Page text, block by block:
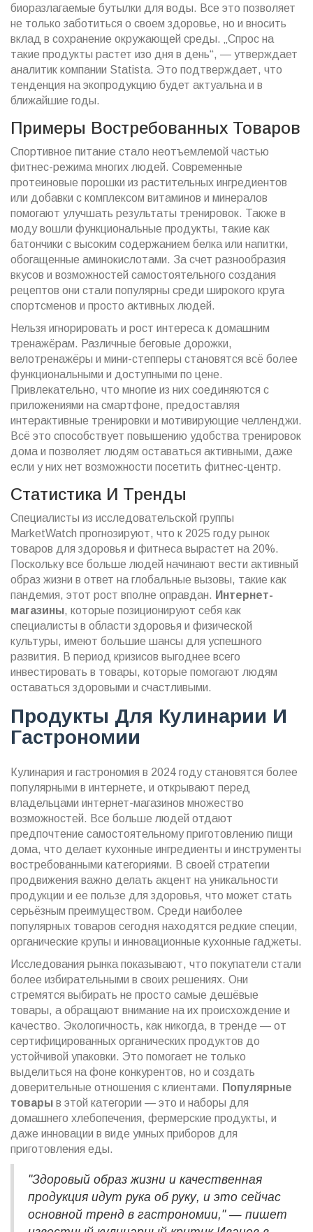
биоразлагаемые бутылки для воды. Все это позволяет
не только заботиться о своем здоровье, но и вносить
вклад в сохранение окружающей среды. „Спрос на
такие продукты растет изо дня в день“, — утверждает
аналитик компании Statista. Это подтверждает, что
тенденция на экопродукцию будет актуальна и в
ближайшие годы.
Примеры Востребованных Товаров
Спортивное питание стало неотъемлемой частью
фитнес-режима многих людей. Современные
протеиновые порошки из растительных ингредиентов
или добавки с комплексом витаминов и минералов
помогают улучшать результаты тренировок. Также в
моду вошли функциональные продукты, такие как
батончики с высоким содержанием белка или напитки,
обогащенные аминокислотами. За счет разнообразия
вкусов и возможностей самостоятельного создания
рецептов они стали популярны среди широкого круга
спортсменов и просто активных людей.
Нельзя игнорировать и рост интереса к домашним
тренажёрам. Различные беговые дорожки,
велотренажёры и мини-степперы становятся всё более
функциональными и доступными по цене.
Привлекательно, что многие из них соединяются с
приложениями на смартфоне, предоставляя
интерактивные тренировки и мотивирующие челленджи.
Всё это способствует повышению удобства тренировок
дома и позволяет людям оставаться активными, даже
если у них нет возможности посетить фитнес-центр.
Статистика И Тренды
Специалисты из исследовательской группы
MarketWatch прогнозируют, что к 2025 году рынок
товаров для здоровья и фитнеса вырастет на 20%.
Поскольку все больше людей начинают вести активный
образ жизни в ответ на глобальные вызовы, такие как
пандемия, этот рост вполне оправдан. Интернет-
магазины, которые позиционируют себя как
специалисты в области здоровья и физической
культуры, имеют большие шансы для успешного
развития. В период кризисов выгоднее всего
инвестировать в товары, которые помогают людям
оставаться здоровыми и счастливыми.
Продукты Для Кулинарии И
Гастрономии
Кулинария и гастрономия в 2024 году становятся более
популярными в интернете, и открывают перед
владельцами интернет-магазинов множество
возможностей. Все больше людей отдают
предпочтение самостоятельному приготовлению пищи
дома, что делает кухонные ингредиенты и инструменты
востребованными категориями. В своей стратегии
продвижения важно делать акцент на уникальности
продукции и ее пользе для здоровья, что может стать
серьёзным преимуществом. Среди наиболее
популярных товаров сегодня находятся редкие специи,
органические крупы и инновационные кухонные гаджеты.
Исследования рынка показывают, что покупатели стали
более избирательными в своих решениях. Они
стремятся выбирать не просто самые дешёвые
товары, а обращают внимание на их происхождение и
качество. Экологичность, как никогда, в тренде — от
сертифицированных органических продуктов до
устойчивой упаковки. Это помогает не только
выделиться на фоне конкурентов, но и создать
доверительные отношения с клиентами. Популярные
товары в этой категории — это и наборы для
домашнего хлебопечения, фермерские продукты, и
даже инновации в виде умных приборов для
приготовления еды.
"Здоровый образ жизни и качественная
продукция идут рука об руку, и это сейчас
основной тренд в гастрономии," — пишет